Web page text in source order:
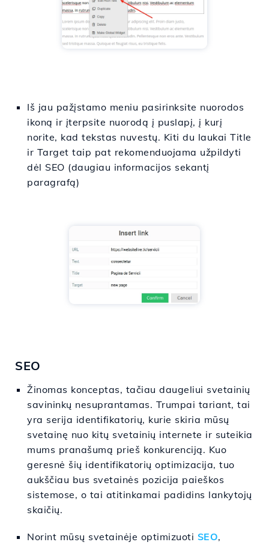
Iš jau pažįstamo meniu pasirinksite nuorodos
ikoną ir įterpsite nuorodą į puslapį, į kurį
norite, kad tekstas nuvestų. Kiti du laukai Title
ir Target taip pat rekomenduojama užpildyti
dėl SEO (daugiau informacijos sekantį
paragrafą)
SEO
Žinomas konceptas, tačiau daugeliui svetainių
savininkų nesuprantamas. Trumpai tariant, tai
yra serija identifikatorių, kurie skiria mūsų
svetainę nuo kitų svetainių internete ir suteikia
mums pranašumą prieš konkurenciją. Kuo
geresnė šių identifikatorių optimizacija, tuo
aukščiau bus svetainės pozicija paieškos
sistemose, o tai atitinkamai padidins lankytojų
skaičių.
Norint mūsų svetainėje optimizuoti SEO,